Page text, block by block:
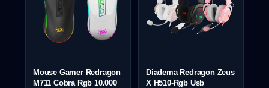
Mouse Gamer Redragon
M711 Cobra Rgb 10.000
Diadema Redragon Zeus
X H510-Rgb Usb